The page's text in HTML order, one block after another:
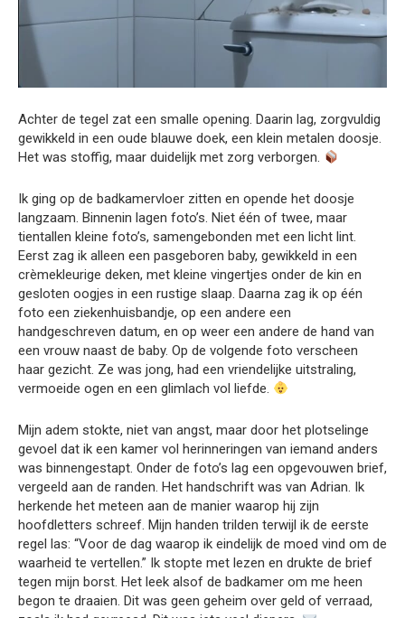
Achter de tegel zat een smalle opening. Daarin lag, zorgvuldig
gewikkeld in een oude blauwe doek, een klein metalen doosje.
Het was stoffig, maar duidelijk met zorg verborgen.
Ik ging op de badkamervloer zitten en opende het doosje
langzaam. Binnenin lagen foto’s. Niet één of twee, maar
tientallen kleine foto’s, samengebonden met een licht lint.
Eerst zag ik alleen een pasgeboren baby, gewikkeld in een
crèmekleurige deken, met kleine vingertjes onder de kin en
gesloten oogjes in een rustige slaap. Daarna zag ik op één
foto een ziekenhuisbandje, op een andere een
handgeschreven datum, en op weer een andere de hand van
een vrouw naast de baby. Op de volgende foto verscheen
haar gezicht. Ze was jong, had een vriendelijke uitstraling,
vermoeide ogen en een glimlach vol liefde.
Mijn adem stokte, niet van angst, maar door het plotselinge
gevoel dat ik een kamer vol herinneringen van iemand anders
was binnengestapt. Onder de foto’s lag een opgevouwen brief,
vergeeld aan de randen. Het handschrift was van Adrian. Ik
herkende het meteen aan de manier waarop hij zijn
hoofdletters schreef. Mijn handen trilden terwijl ik de eerste
regel las: “Voor de dag waarop ik eindelijk de moed vind om de
waarheid te vertellen.” Ik stopte met lezen en drukte de brief
tegen mijn borst. Het leek alsof de badkamer om me heen
begon te draaien. Dit was geen geheim over geld of verraad,